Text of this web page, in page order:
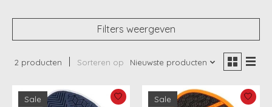
Filters weergeven
2 producten Sorteren op Nieuwste producten
Sale Sale